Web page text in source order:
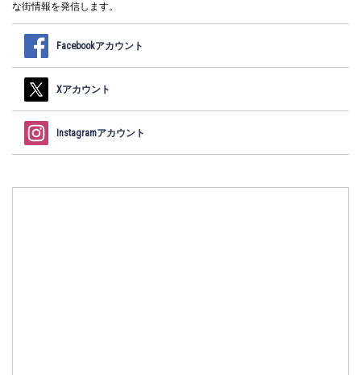
な街情報を発信します。
Facebookアカウント
Xアカウント
Instagramアカウント